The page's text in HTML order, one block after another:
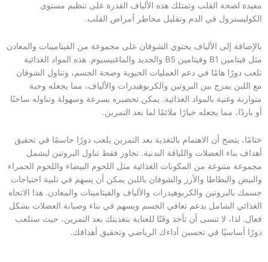
مفيدة لصحة القلب وتمتلك هذه الألياف القدرة على تنظيم مستوى
الكوليسترول في الدم وتقليل مخاطر أمراض القلب.
بالإضافة إلى الألياف يحتوي الشوفان على مجموعة من الفيتامينات والمعادن
مثل فيتامين B1 وفيتامين B5 والحديد والماغنيسيوم. هذه المواد الغذائية
تلعب دورًا هامًا في دعم العمليات الحيوية وصحة الجسم، وتناول الشوفان
مع اللبن يمزج بين البروتين والكربوهيدرات والألياف، مما يجعله وجبة
متوازنة وغنية بالمواد الغذائية. يمكن تحضيره بسرعة وسهولة وتناوله ساخنًا
أو باردًا، مما يجعله خيارًا ملائمًا لما بعد التمرين.
ختامًا، يتضح أن الاهتمام بالتغذية بعد التمرين يلعب دورًا حاسمًا في تحقيق
أهداف بناء العضلات واللياقة البدنية. تجاوز فقط تناول البروتين ليشمل
مجموعة متنوعة من المكونات الغذائية مثل اللحوم البيضاء واللحوم الحمراء
والبيض والبطاطا والأرز والشوفان باللبن يمكن أن يسهم في تلبية احتياجات
جسمك بالبروتين والكربوهيدرات والألياف والفيتامينات والمعادن. هذا الاتجاه
الغذائي الشامل يدعم تعافي الجسم ويسهم في بناء وصيانة العضلات بشكل
فعال. لذا، لا تنسى أن تأخذ وقتًا للعناية بتغذيتك بعد التمرين، حيث ستلعب
دورًا أساسيًا في تحسين أداءك الرياضي وتحقيق أهدافك.